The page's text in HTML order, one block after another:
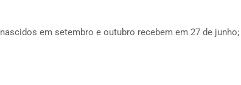
nascidos em setembro e outubro recebem em 27 de junho;